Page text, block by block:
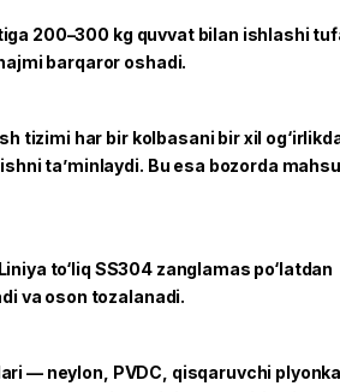
200–300 kg quvvat bilan ishlashi
barqaror oshadi.
tizimi har bir kolbasani bir xil
ta’minlaydi. Bu esa bozorda
to‘liq SS304 zanglamas po‘latdan
va oson tozalanadi.
— neylon, PVDC, qisqaruvchi